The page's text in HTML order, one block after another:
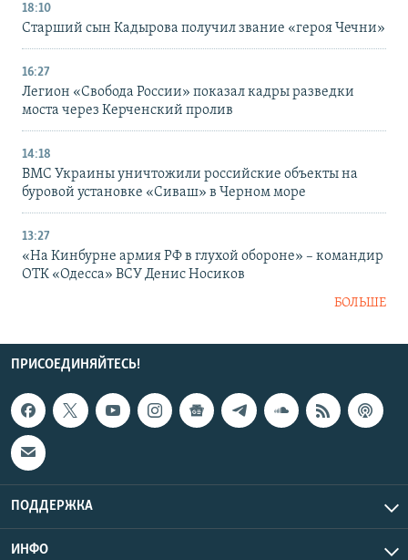
18:10
Старший сын Кадырова получил звание «героя Чечни»
16:27
Легион «Свобода России» показал кадры разведки
моста через Керченский пролив
14:18
ВМС Украины уничтожили российские объекты на
буровой установке «Сиваш» в Черном море
13:27
«На Кинбурне армия РФ в глухой обороне» – командир
ОТК «Одесса» ВСУ Денис Носиков
БОЛЬШЕ
ПРИСОЕДИНЯЙТЕСЬ!
ПОДДЕРЖКА
ИНФО